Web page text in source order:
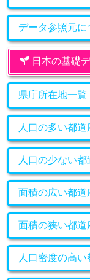
データ参照元に
日本の基礎
県庁所在地一覧
人口の多い都
人口の少ない
面積の広い都
面積の狭い都
人口密度の高